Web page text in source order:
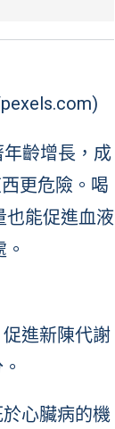
齡增長，成
更危險。喝
也能促進血液
進新陳代謝
心臟病的機